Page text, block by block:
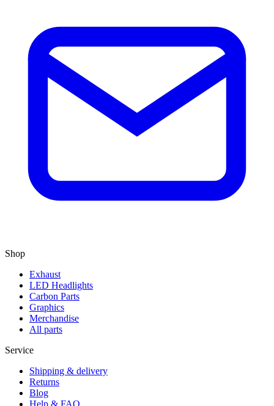
Shop
Exhaust
LED Headlights
Carbon Parts
Graphics
Merchandise
All parts
Service
Shipping & delivery
Returns
Blog
Help & FAQ